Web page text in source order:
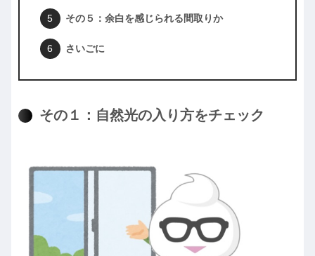
その５：余白を感じられる間取りか
さいごに
その１：自然光の入り方をチェック